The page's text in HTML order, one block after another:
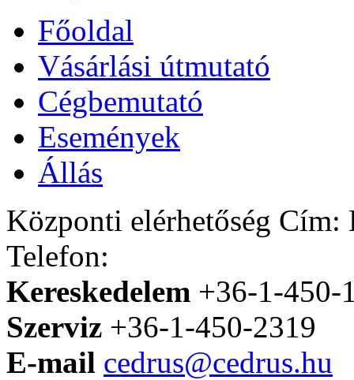
Főoldal
Vásárlási útmutató
Cégbemutató
Események
Állás
Központi elérhetőség Cím:
Telefon:
Kereskedelem +36-1-450-
Szerviz +36-1-450-2319
E-mail cedrus@cedrus.hu